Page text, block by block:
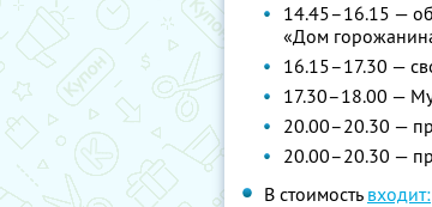
14.45–16.15 —
«Дом
16.15–17.30 —
17.30–18.00 —
20.00–20.30 —
20.00–20.30 —
В стоимость входит: